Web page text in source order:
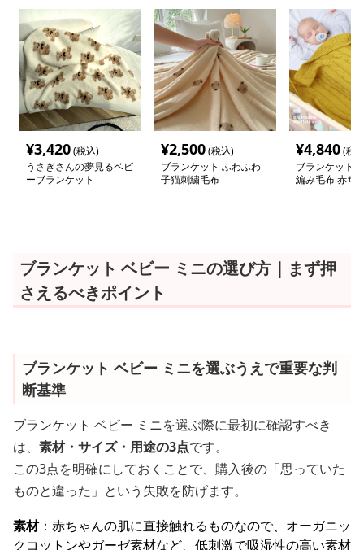
¥3,420(税込)
うさぎさんの夢見るベビ
ーブランケット
¥2,500(税込)
ブランケット ふわふわ
子猫刺繍毛布
¥4,840(税
ブランケット
編み毛布 赤ち
ブランケット ベビー ミニの選び方｜まず押
さえるべきポイント
ブランケット ベビー ミニを選ぶうえで重要な判
断基準
ブランケット ベビー ミニを選ぶ際に最初に確認すべき
は、 素材・サイズ・用途の3点です。
この3点を明確にしておくことで、購入後の「思っていた
ものと違った」という失敗を防げます。
素材：赤ちゃんの肌に直接触れるものなので、オーガニッ
クコットンやガーゼ素材など、低刺激で吸湿性の高い素材